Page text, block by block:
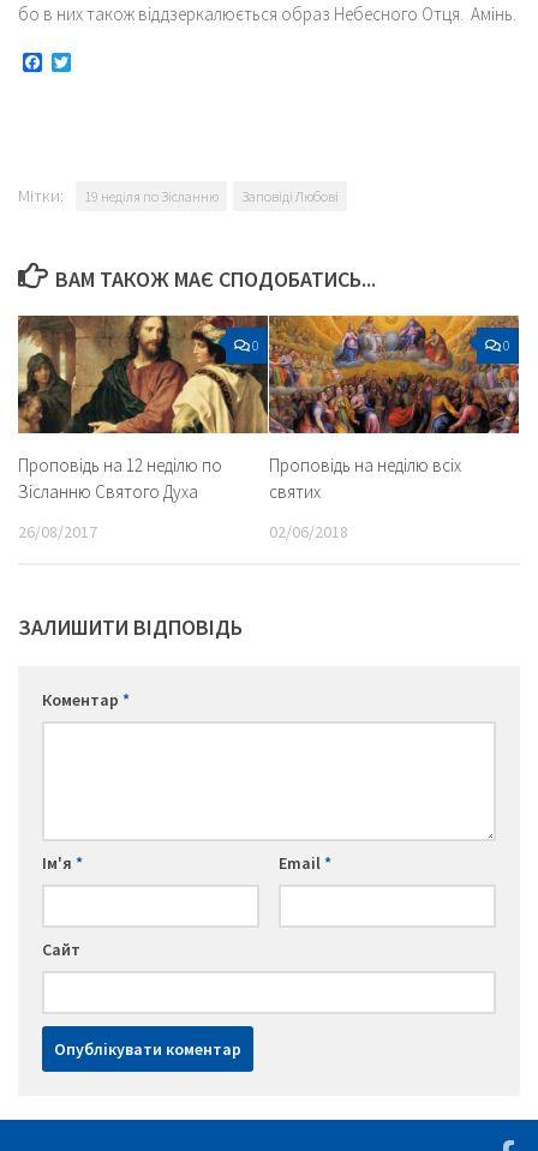
бо в них також віддзеркалюється образ Небесного Отця. Амінь.
Facebook
Мітки: 19 неділя по Зісланню Заповіді Любові
ВАМ ТАКОЖ МАЄ СПОДОБАТИСЬ...
0
Проповідь на 12 неділю по
Зісланню Святого Духа
26/08/2017
0
Проповідь на неділю всіх
святих
02/06/2018
ЗАЛИШИТИ ВІДПОВІДЬ
Коментар *
Ім'я * Email*
Сайт